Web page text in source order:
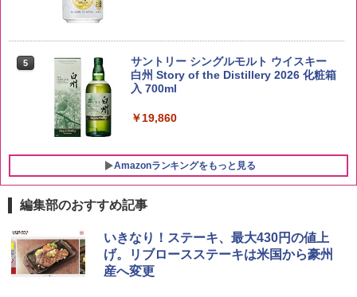
kg 業務用 お米マイスターブレンド
￥2,680
5
サントリー シングルモルト ウイスキー
白州 Story of the Distillery 2026 化粧箱
入 700ml
￥19,860
Amazonランキングをもっと見る
1
チキンラーメン どんぶり 85g×12個 日清
食品 インスタント カップ麺
￥1,939
1
[山善] スチームオーブンレンジ 25L 一人
暮らし 二人暮らし フラットテーブル ス
チーム調理 自動メニュー19種搭載 角皿
付き ブラック MRK-F250TSV(B)
編集部のおすすめ記事
いきなり！ステーキ、最大430円の値上
げ。リブロースステーキは米国から豪州
産へ変更